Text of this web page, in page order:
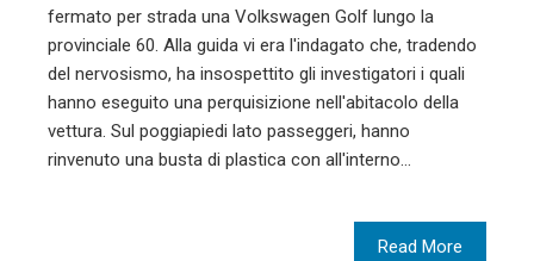
fermato per strada una Volkswagen Golf lungo la
provinciale 60. Alla guida vi era l'indagato che, tradendo
del nervosismo, ha insospettito gli investigatori i quali
hanno eseguito una perquisizione nell'abitacolo della
vettura. Sul poggiapiedi lato passeggeri, hanno
rinvenuto una busta di plastica con all'interno…
Read More